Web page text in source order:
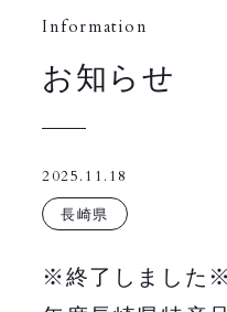
し
と絶
Information
お知らせ
2025.11.18
長崎県
※終了しました